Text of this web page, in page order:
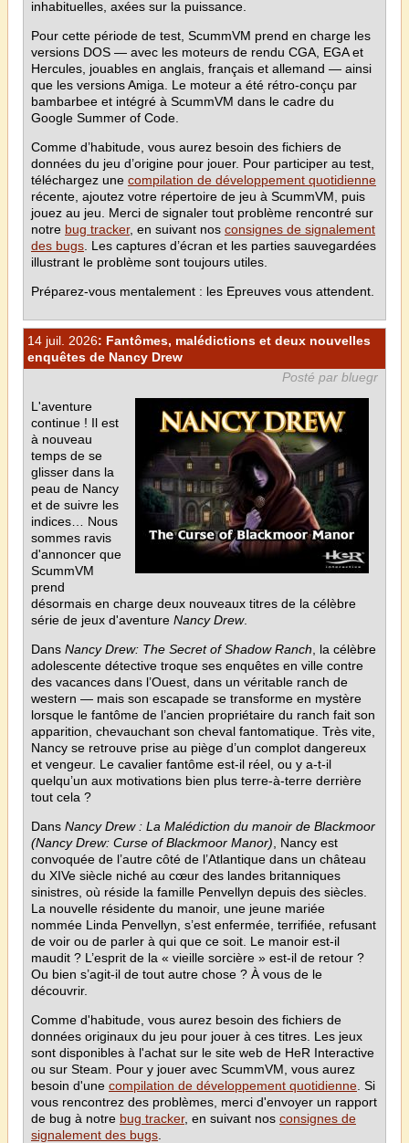
inhabituelles, axées sur la puissance.
Pour cette période de test, ScummVM prend en charge les
versions DOS — avec les moteurs de rendu CGA, EGA et
Hercules, jouables en anglais, français et allemand — ainsi
que les versions Amiga. Le moteur a été rétro-conçu par
bambarbee et intégré à ScummVM dans le cadre du
Google Summer of Code.
Comme d’habitude, vous aurez besoin des fichiers de
données du jeu d’origine pour jouer. Pour participer au test,
téléchargez une compilation de développement quotidienne
récente, ajoutez votre répertoire de jeu à ScummVM, puis
jouez au jeu. Merci de signaler tout problème rencontré sur
notre bug tracker, en suivant nos consignes de signalement
des bugs . Les captures d’écran et les parties sauvegardées
illustrant le problème sont toujours utiles.
Préparez-vous mentalement : les Epreuves vous attendent.
14 juil. 2026: Fantômes, malédictions et deux nouvelles
enquêtes de Nancy Drew
Posté par bluegr
L'aventure
continue ! Il est
à nouveau
temps de se
glisser dans la
peau de Nancy
et de suivre les
indices… Nous
sommes ravis
d'annoncer que
ScummVM
prend
désormais en charge deux nouveaux titres de la célèbre
série de jeux d'aventure Nancy Drew.
Dans Nancy Drew: The Secret of Shadow Ranch , la célèbre
adolescente détective troque ses enquêtes en ville contre
des vacances dans l’Ouest, dans un véritable ranch de
western — mais son escapade se transforme en mystère
lorsque le fantôme de l’ancien propriétaire du ranch fait son
apparition, chevauchant son cheval fantomatique. Très vite,
Nancy se retrouve prise au piège d’un complot dangereux
et vengeur. Le cavalier fantôme est-il réel, ou y a-t-il
quelqu’un aux motivations bien plus terre-à-terre derrière
tout cela ?
Dans Nancy Drew : La Malédiction du manoir de Blackmoor
(Nancy Drew: Curse of Blackmoor Manor) , Nancy est
convoquée de l’autre côté de l’Atlantique dans un château
du XIVe siècle niché au cœur des landes britanniques
sinistres, où réside la famille Penvellyn depuis des siècles.
La nouvelle résidente du manoir, une jeune mariée
nommée Linda Penvellyn, s’est enfermée, terrifiée, refusant
de voir ou de parler à qui que ce soit. Le manoir est-il
maudit ? L’esprit de la « vieille sorcière » est-il de retour ?
Ou bien s’agit-il de tout autre chose ? À vous de le
découvrir.
Comme d'habitude, vous aurez besoin des fichiers de
données originaux du jeu pour jouer à ces titres. Les jeux
sont disponibles à l'achat sur le site web de HeR Interactive
ou sur Steam. Pour y jouer avec ScummVM, vous aurez
besoin d'une compilation de développement quotidienne . Si
vous rencontrez des problèmes, merci d'envoyer un rapport
de bug à notre bug tracker, en suivant nos consignes de
signalement des bugs